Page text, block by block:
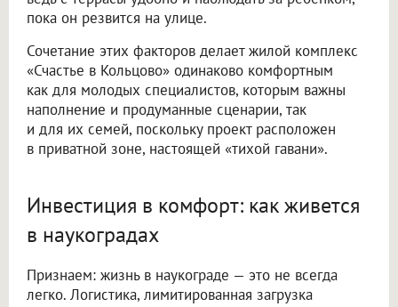
пока он резвится на улице.
Сочетание этих факторов делает жилой комплекс
«Счастье в Кольцово» одинаково комфортным
как для молодых специалистов, которым важны
наполнение и продуманные сценарии, так
и для их семей, поскольку проект расположен
в приватной зоне, настоящей «тихой гавани».
Инвестиция в комфорт: как живется
в наукоградах
Признаем: жизнь в наукограде — это не всегда
легко. Логистика, лимитированная загрузка